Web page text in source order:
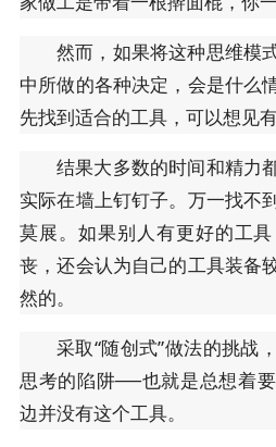
然而，如果将这种思维模
中所做的各种决定，会是什么
先找到适合的工具，可以想见有
结果大多数的时间和精力
实际在墙上钉钉子。万一找不
莫展。如果别人有更好的工
丧，还会认为自己的工具装备
然的。
采取“随创式”做法的挑战
思考的陷阱──也就是总想着
边并没有这个工具。